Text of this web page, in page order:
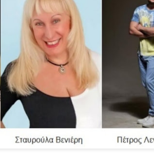
ΕΡΜΗΝΕΥΟΥΝ Άνθρωπος
Λίζα: Βασιλίνα
ΣΥΝΤΕΛΕΣΤEΣ
Φωτισμοί: Στέργιος
Θέασις Βοηθός
Φωτογραφίες: Γιώργος
Τα τραγούδια της
Επικοινωνία: Άντζυ
ΠΡΟΣΒΑΣΗ Σταθμός
ΠΑΡΑΣΤΑΣΕΙΣ Πρεμιέρα
21:00 & Τετάρτη στις